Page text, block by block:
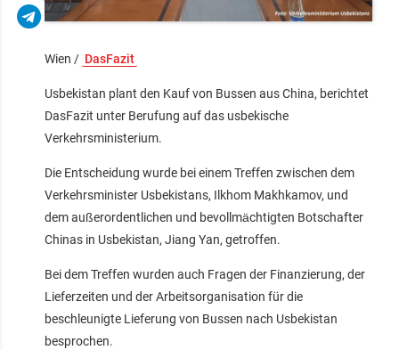
Wien / DasFazit
Usbekistan plant den Kauf von Bussen aus China, berichtet
DasFazit unter Berufung auf das usbekische
Verkehrsministerium.
Die Entscheidung wurde bei einem Treffen zwischen dem
Verkehrsminister Usbekistans, Ilkhom Makhkamov, und
dem außerordentlichen und bevollmächtigten Botschafter
Chinas in Usbekistan, Jiang Yan, getroffen.
Bei dem Treffen wurden auch Fragen der Finanzierung, der
Lieferzeiten und der Arbeitsorganisation für die
beschleunigte Lieferung von Bussen nach Usbekistan
besprochen.